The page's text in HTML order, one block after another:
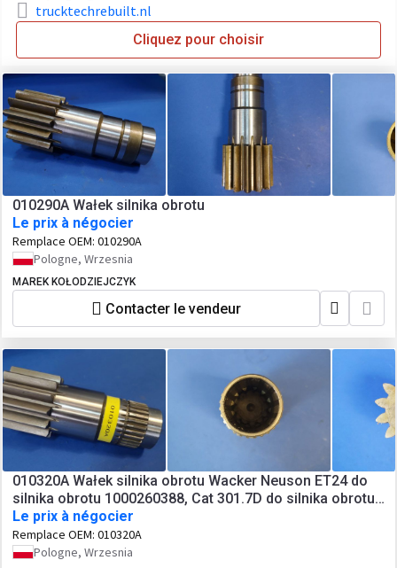
trucktechrebuilt.nl
Cliquez pour choisir
010290A Wałek silnika obrotu
Le prix à négocier
Remplace OEM: 010290A
Pologne, Wrzesnia
MAREK KOŁODZIEJCZYK
Contacter le vendeur
010320A Wałek silnika obrotu Wacker Neuson ET24 do
silnika obrotu 1000260388, Cat 301.7D do silnika obrotu
399-2941 (3992941)
Le prix à négocier
Remplace OEM: 010320A
Pologne, Wrzesnia